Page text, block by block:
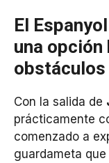
El
una opción
Con la salida de
prácticamente
comenzado a
guardameta